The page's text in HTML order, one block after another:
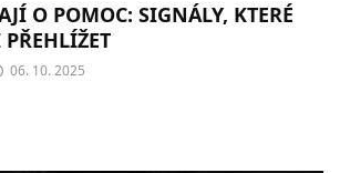
O POMOC: SIGNÁLY, KTERÉ
06. 10. 2025